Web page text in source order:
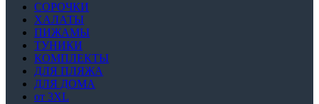
СОРОЧКИ
ХАЛАТЫ
ПИЖАМЫ
ТУНИКИ
КОМПЛЕКТЫ
ДЛЯ ПЛЯЖА
ДЛЯ ДОМА
от 3XL